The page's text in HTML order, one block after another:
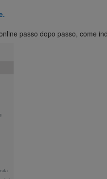
passo dopo passo, come